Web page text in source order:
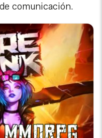
comunicación.